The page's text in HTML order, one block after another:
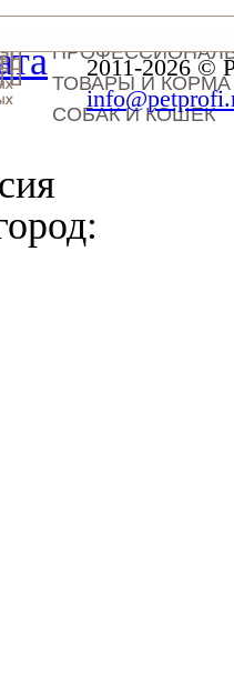
ТОВАРЫ И
СОБАК И КОШЕК
2011-2026 ©